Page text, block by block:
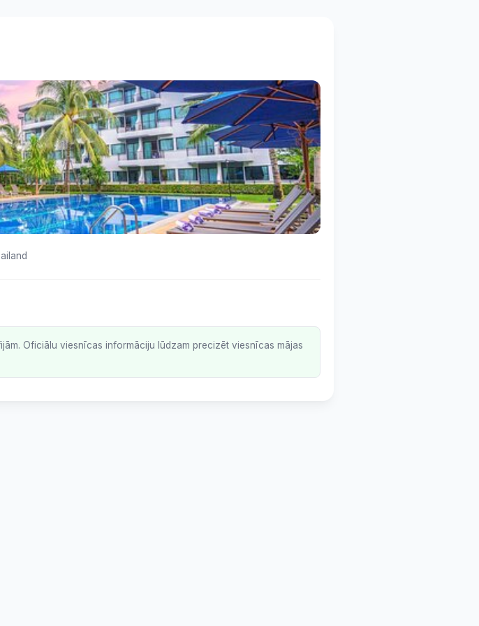
Oficiālu viesnīcas informāciju lūdzam precizēt viesnīcas mājas